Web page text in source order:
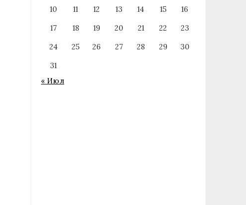
10
11 12 13 14 15
16
17
18 19 20 21 22
23
24
25 26 27 28 29
30
31
« Июл